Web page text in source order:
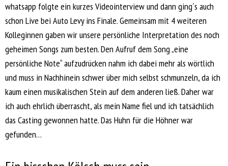
whatsapp folgte ein kurzes Videointerview und dann ging´s auch
schon Live bei Auto Levy ins Finale. Gemeinsam mit 4 weiteren
Kolleginnen gaben wir unsere persönliche Interpretation des noch
geheimen Songs zum besten. Den Aufruf dem Song „eine
persönliche Note“ aufzudrücken nahm ich dabei mehr als wörtlich
und muss in Nachhinein schwer über mich selbst schmunzeln, da ich
kaum einen musikalischen Stein auf dem anderen ließ. Daher war
ich auch ehrlich überrascht, als mein Name fiel und ich tatsächlich
das Casting gewonnen hatte. Das Huhn für die Höhner war
gefunden…